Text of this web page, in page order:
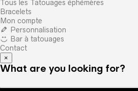
Tous les Tatouages éphémères
Bracelets
Mon compte
Personnalisation
Bar à tatouages
Contact
×
What are you looking for?